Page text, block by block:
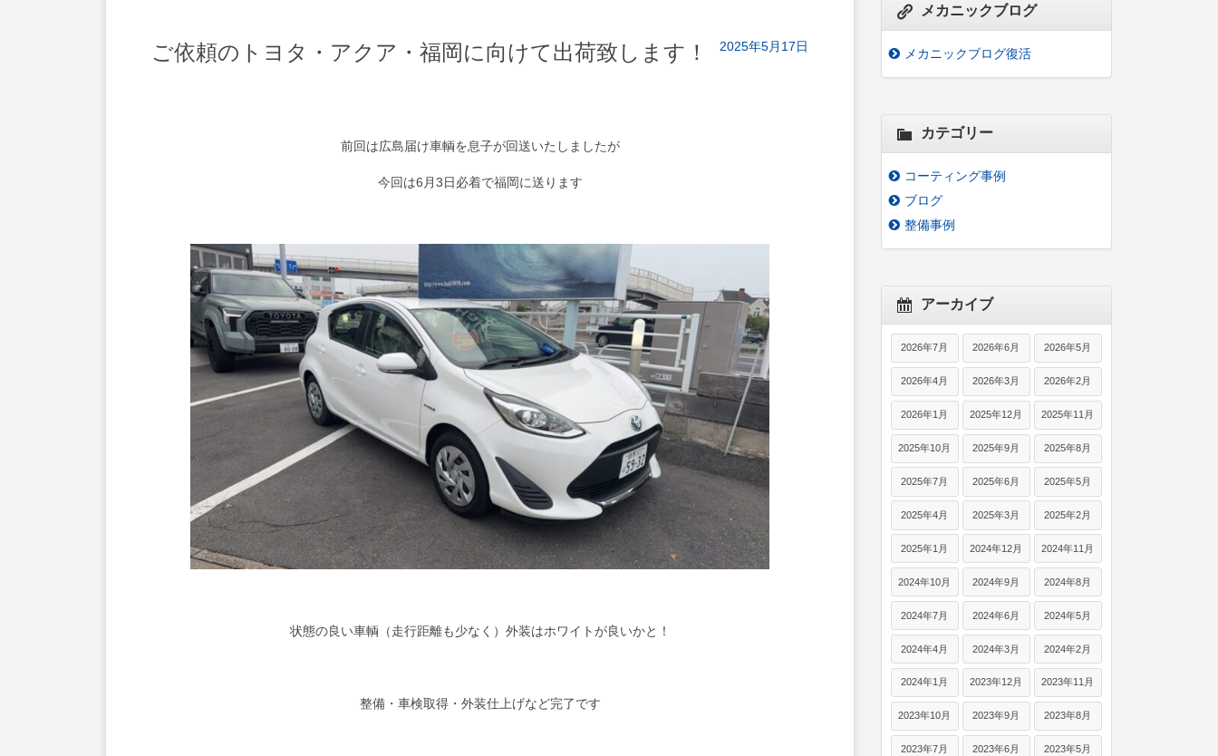
ご依頼のトヨタ・アクア・福岡に向けて出荷致します！ 2025年5月17日
前回は広島届け車輌を息子が回送いたしましたが
今回は6月3日必着で福岡に送ります
状態の良い車輌（走行距離も少なく）外装はホワイトが良いかと！
整備・車検取得・外装仕上げなど完了です
メカニックブログ
メカニックブログ復活
カテゴリー
コーティング事例
ブログ
整備事例
アーカイブ
2026年7月 2026年6月 2026年5月
2026年4月 2026年3月 2026年2月
2026年1月 2025年12月 2025年11月
2025年10月 2025年9月 2025年8月
2025年7月 2025年6月 2025年5月
2025年4月 2025年3月 2025年2月
2025年1月 2024年12月 2024年11月
2024年10月 2024年9月 2024年8月
2024年7月 2024年6月 2024年5月
2024年4月 2024年3月 2024年2月
2024年1月 2023年12月 2023年11月
2023年10月 2023年9月 2023年8月
2023年7月 2023年6月 2023年5月